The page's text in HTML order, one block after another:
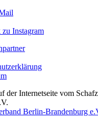
Instagram
der Internetseite vom